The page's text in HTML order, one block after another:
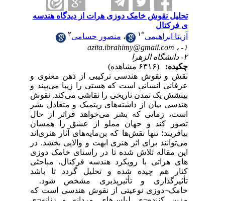
تحلیل نقوش خامک دوزی هرات از دیدگاه هندسه
ی فرکتال
آزیتا ابراهیمی * ،منصور حسامی
azita.ibrahimy@gmail.com
(۶۳۱۶ مشاهده)
نقش و نقوش هندسی ترکیبی از ذهن معنوی و
عرفانی انسانی است که هستی را زیبا می‌بیند و
بینشش یک تمدن تاریخی را نقاشی می‌کند. نقوش
هندسی بیان از داشته‌های ریتمیک و متعادل بشر
است، زمانی که بشر می‌خواهد فراتر از حال
تصور کند و جهان مملو از عشق را همسان
بیافریند؛ تنها نقش‌ها که بن‌مایه‌های آثار هنری‌اند
می‌توانند برای اثر هنری ابهت و والایی بخشد. در
این مقاله تلاش شده تا در راستای خامک دوزی
های هراتی با رویکرد هندسه فرکتال، مباحثی
کنار هم چیده شده و تحلیل گردد تا باشد
تأثیرگذاری و تأثیرپذیری مشخص شود.
خامک¬دوزی نوعیتی از نقوش هندسی است که